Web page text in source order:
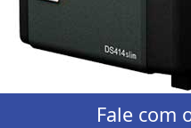
Fale com